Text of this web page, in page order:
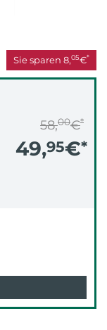
Sie sparen 8,05€*
58,00€*
49,95€*